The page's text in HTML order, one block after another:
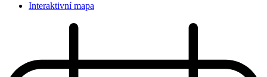
Interaktivní mapa